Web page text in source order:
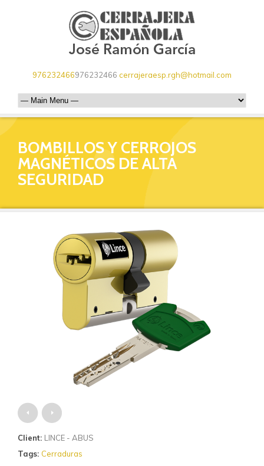
976232466976232466 cerrajeraesp.rgh@hotmail.com
BOMBILLOS Y CERROJOS
MAGNÉTICOS DE ALTA
SEGURIDAD
Client: LINCE - ABUS
Tags: Cerraduras